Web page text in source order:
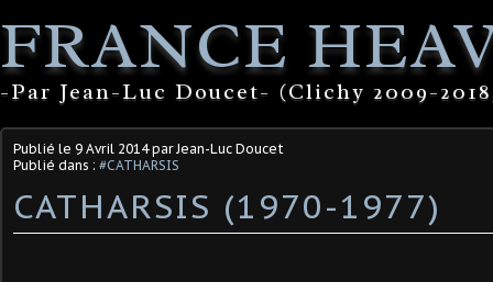
FRANCE
-Par Jean-Luc Doucet- (Clichy 2009-
Publié le 9 Avril 2014par Jean-Luc Doucet
Publié dans : #CATHARSIS
CATHARSIS (1970-1977)